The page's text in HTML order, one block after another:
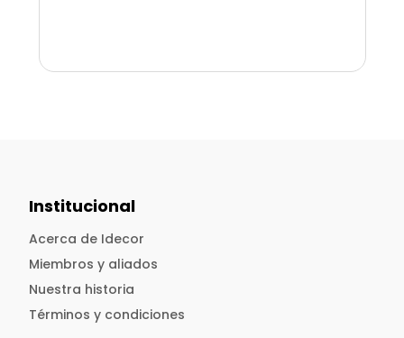
Institucional
Acerca de Idecor
Miembros y aliados
Nuestra historia
Términos y condiciones